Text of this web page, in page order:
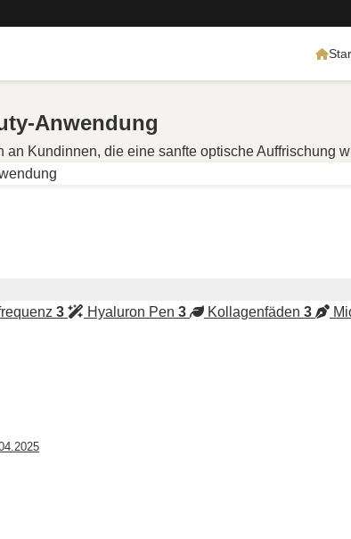
Anwendung
Kundinnen, die eine sanfte optische Auffrischung
3 Hyaluron Pen 3 Kollagenfäden 3